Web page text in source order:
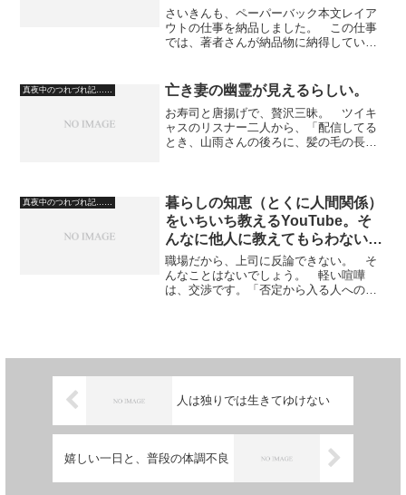
さいきんも、ペーパーバック本文レイア
ウトの仕事を納品しました。 この仕事
では、著者さんが納品物に納得していた
しかったけど、今さら言えないしな」と
納得しないままお金だけを...
真夜中のつれづれ記…… 亡き妻の幽霊が見えるらしい。
お寿司と唐揚げで、贅沢三昧。 ツイキ
ャスのリスナー二人から、「配信してる
とき、山雨さんの後ろに、髪の毛の長い
という意味の想念も感じる...
真夜中のつれづれ記……
暮らしの知恵（とくに人間関係）
をいちいち教えるYouTube。そ
んなに他人に教えてもらわないと
他人と付き合えませんか。
職場だから、上司に反論できない。 そ
んなことはないでしょう。 軽い喧嘩
は、交渉です。「否定から入る人への対
人は独りでは生きてゆけない
嬉しい一日と、普段の体調不良